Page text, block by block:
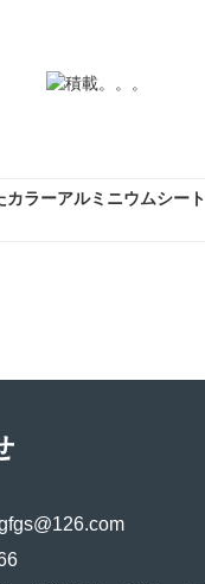
カラーアルミニウムシート